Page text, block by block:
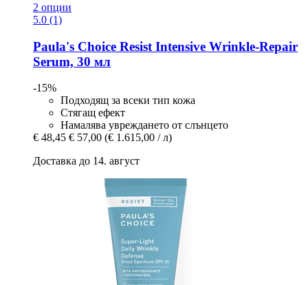
2 опции
5.0 (1)
Paula's Choice Resist Intensive Wrinkle-​Repair
Serum, 30 мл
-15%
Подходящ за всеки тип кожа
Стягащ ефект
Намалява увреждането от слънцето
€ 48,45 € 57,00 (€ 1.615,00 / л)
Доставка до 14. август